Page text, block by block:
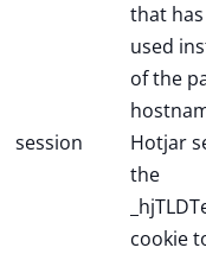
session
that
used
of the
Hotjar
the
cookie